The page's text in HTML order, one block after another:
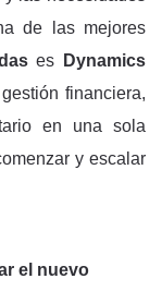
de las mejores
es
Dynamics
financiera,
en una sola
y escalar
el nuevo